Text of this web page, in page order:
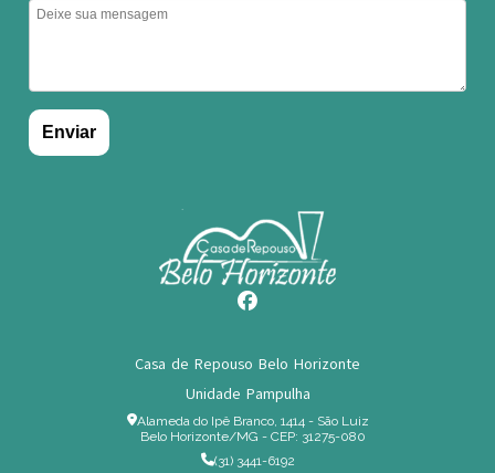
Casa de Repouso Belo Horizonte
Unidade Pampulha
Alameda do Ipê Branco, 1414 - São Luiz
Belo Horizonte/MG - CEP: 31275-080
(31) 3441-6192